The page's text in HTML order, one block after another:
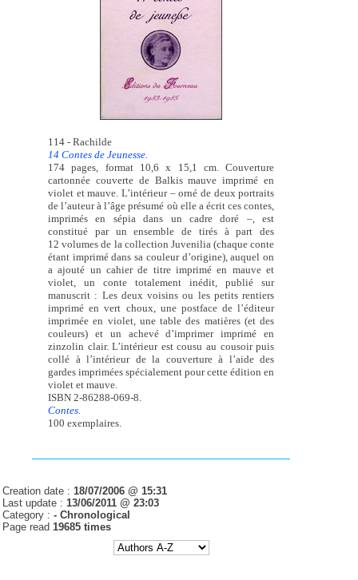
114 - Rachilde
14 Contes de Jeunesse.
174 pages, format 10,6 x 15,1 cm. Couverture
cartonnée couverte de Balkis mauve imprimé en
violet et mauve. L’intérieur – orné de deux portraits
de l’auteur à l’âge présumé où elle a écrit ces contes,
imprimés en sépia dans un cadre doré –, est
constitué par un ensemble de tirés à part des
12 volumes de la collection Juvenilia (chaque conte
étant imprimé dans sa couleur d’origine), auquel on
a ajouté un cahier de titre imprimé en mauve et
violet, un conte totalement inédit, publié sur
manuscrit : Les deux voisins ou les petits rentiers
imprimé en vert choux, une postface de l’éditeur
imprimée en violet, une table des matières (et des
couleurs) et un achevé d’imprimer imprimé en
zinzolin clair. L’intérieur est cousu au cousoir puis
collé à l’intérieur de la couverture à l’aide des
gardes imprimées spécialement pour cette édition en
violet et mauve.
ISBN 2-86288-069-8.
Contes.
100 exemplaires.
Creation date : 18/07/2006 @ 15:31
Last update : 13/06/2011 @ 23:03
Category :-Chronological
Page read 19685 times